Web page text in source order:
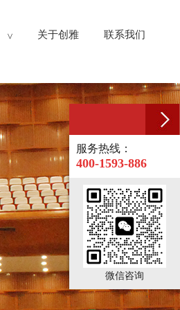
> 关于创雅 联系我们
服务热线：
400-1593-886
微信咨询